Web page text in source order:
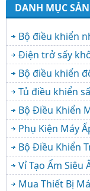
DANH MỤC
Bộ điều khiển
Điện trở sấy
Bộ điều khiển
Tủ điều khiển
Bộ Điều Khiển
Phụ Kiện Máy
Bộ Điều Khiển
Vỉ Tạo Ẩm Siêu
Mua Thiết Bị